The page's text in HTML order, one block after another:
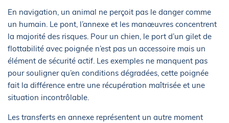
En navigation, un animal ne perçoit pas le danger comme
un humain. Le pont, l’annexe et les manœuvres concentrent
la majorité des risques. Pour un chien, le port d’un gilet de
flottabilité avec poignée n’est pas un accessoire mais un
élément de sécurité actif. Les exemples ne manquent pas
pour souligner qu’en conditions dégradées, cette poignée
fait la différence entre une récupération maîtrisée et une
situation incontrôlable.
Les transferts en annexe représentent un autre moment